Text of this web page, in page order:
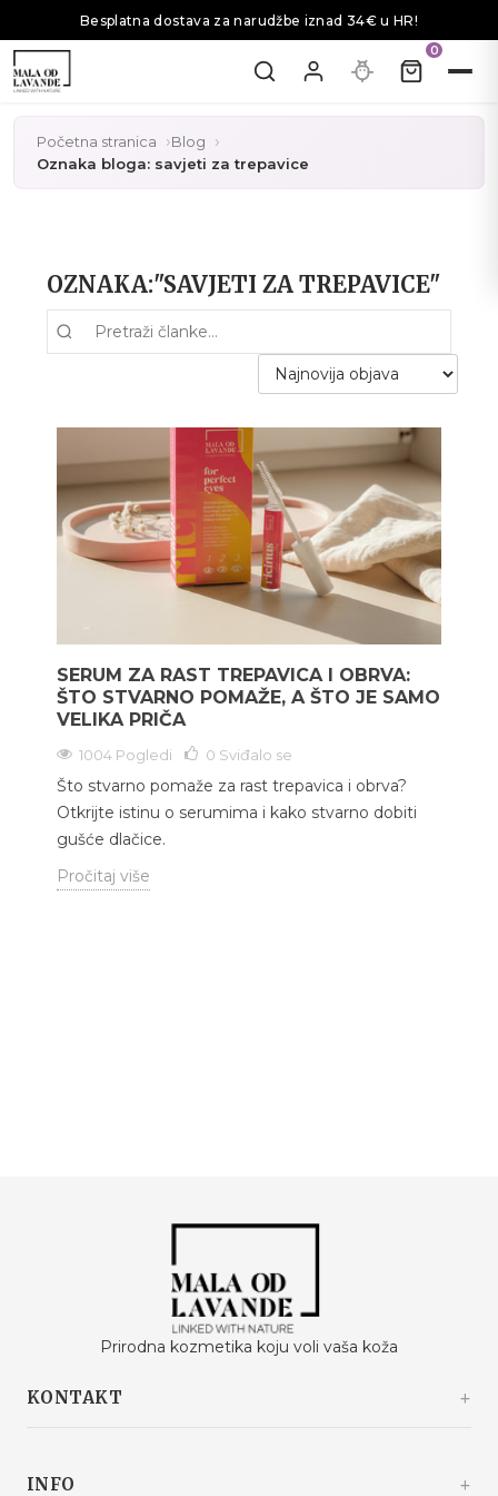
Besplatna dostava za narudžbe iznad 34€ u HR!
0
Početna stranica
Blog
Oznaka bloga: savjeti za trepavice
OZNAKA:"SAVJETI ZA TREPAVICE"
SERUM ZA RAST TREPAVICA I OBRVA:
ŠTO STVARNO POMAŽE, A ŠTO JE SAMO
VELIKA PRIČA
1004 Pogledi 0 Sviđalo se
Što stvarno pomaže za rast trepavica i obrva?
Otkrijte istinu o serumima i kako stvarno dobiti
gušće dlačice.
Pročitaj više
Prirodna kozmetika koju voli vaša koža
KONTAKT
Hrvatska
INFO